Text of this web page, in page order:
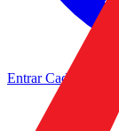
EntrarCadastrar